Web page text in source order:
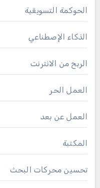
الحوكمة التسويقية
الذكاء الإصطناعي
الربح من الانترنت
العمل الحر
العمل عن بعد
المكتبة
تحسين محركات البحث